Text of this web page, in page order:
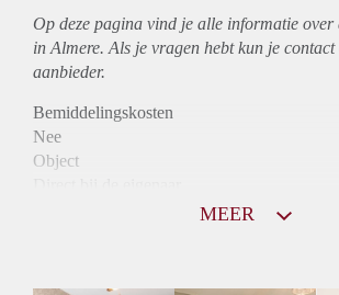
Op deze pagina vind je alle informatie over
in Almere. Als je vragen hebt kun je contact
aanbieder.
Bemiddelingskosten
Nee
Object
MEER